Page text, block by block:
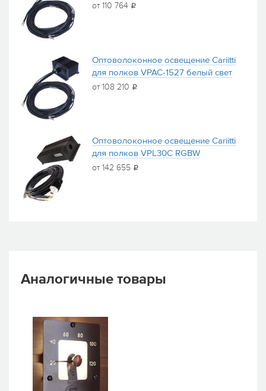
от 110 764 i
Оптоволоконное освещение Cariitti
для полков VPAC-1527 белый свет
от 108 210 i
Оптоволоконное освещение Cariitti
для полков VPL30C RGBW
от 142 655 i
Аналогичные товары